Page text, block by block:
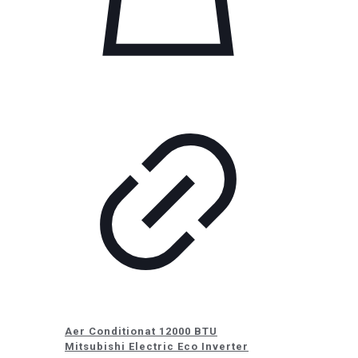
Aer Conditionat 12000 BTU
Mitsubishi Electric Eco Inverter